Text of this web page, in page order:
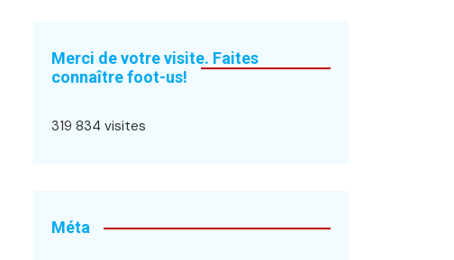
Merci de votre visite. Faites
connaître foot-us!
319 834 visites
Méta